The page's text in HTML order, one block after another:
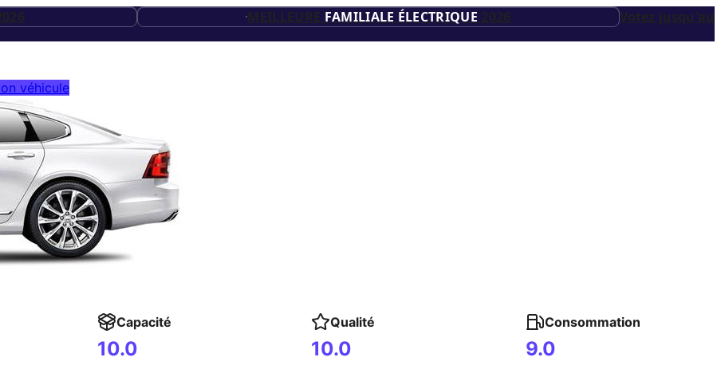
20
26
MEILLEURE FAMILIALE ÉLECTRIQUE 2026 Votez jusqu'au
véhicule
Capacité
10.0
Qualité
10.0
Consommation
9.0